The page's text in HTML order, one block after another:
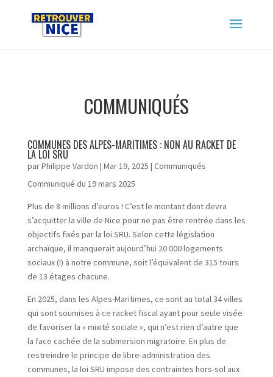
COMMUNIQUÉS
COMMUNES DES ALPES-MARITIMES : NON AU RACKET DE
LA LOI SRU
parPhilippe Vardon | Mar 19, 2025 | Communiqués
Communiqué du 19 mars 2025
Plus de 8 millions d’euros ! C’est le montant dont devra
s’acquitter la ville de Nice pour ne pas être rentrée dans les
objectifs fixés par la loi SRU. Selon cette législation
archaïque, il manquerait aujourd’hui 20 000 logements
sociaux (!) à notre commune, soit l’équivalent de 315 tours
de 13 étages chacune.
En 2025, dans les Alpes-Maritimes, ce sont au total 34 villes
qui sont soumises à ce racket fiscal ayant pour seule visée
de favoriser la « mixité sociale », qui n’est rien d’autre que
la face cachée de la submersion migratoire. En plus de
restreindre le principe de libre-administration des
communes, la loi SRU impose des contraintes hors-sol aux